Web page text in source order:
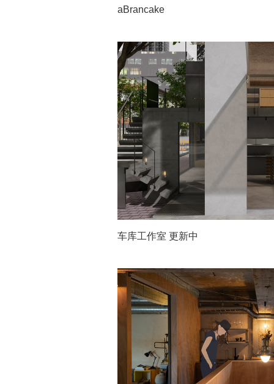
aBrancake
车库工作室 更新中